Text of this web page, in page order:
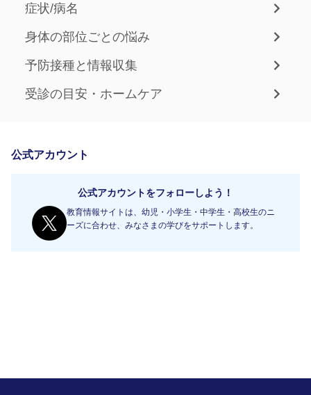
症状/病名
身体の部位ごとの悩み
予防接種と情報収集
受診の目安・ホームケア
公式アカウント
公式アカウントをフォローしよう！
教育情報サイトは、幼児・小学生・中学生・高校生のニ
ーズに合わせ、みなさまの学びをサポートします。